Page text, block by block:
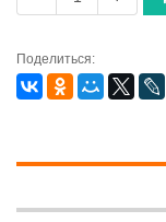
Поделиться: